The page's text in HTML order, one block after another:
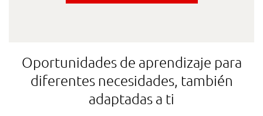
Oportunidades de aprendizaje para
diferentes necesidades, también
adaptadas a ti